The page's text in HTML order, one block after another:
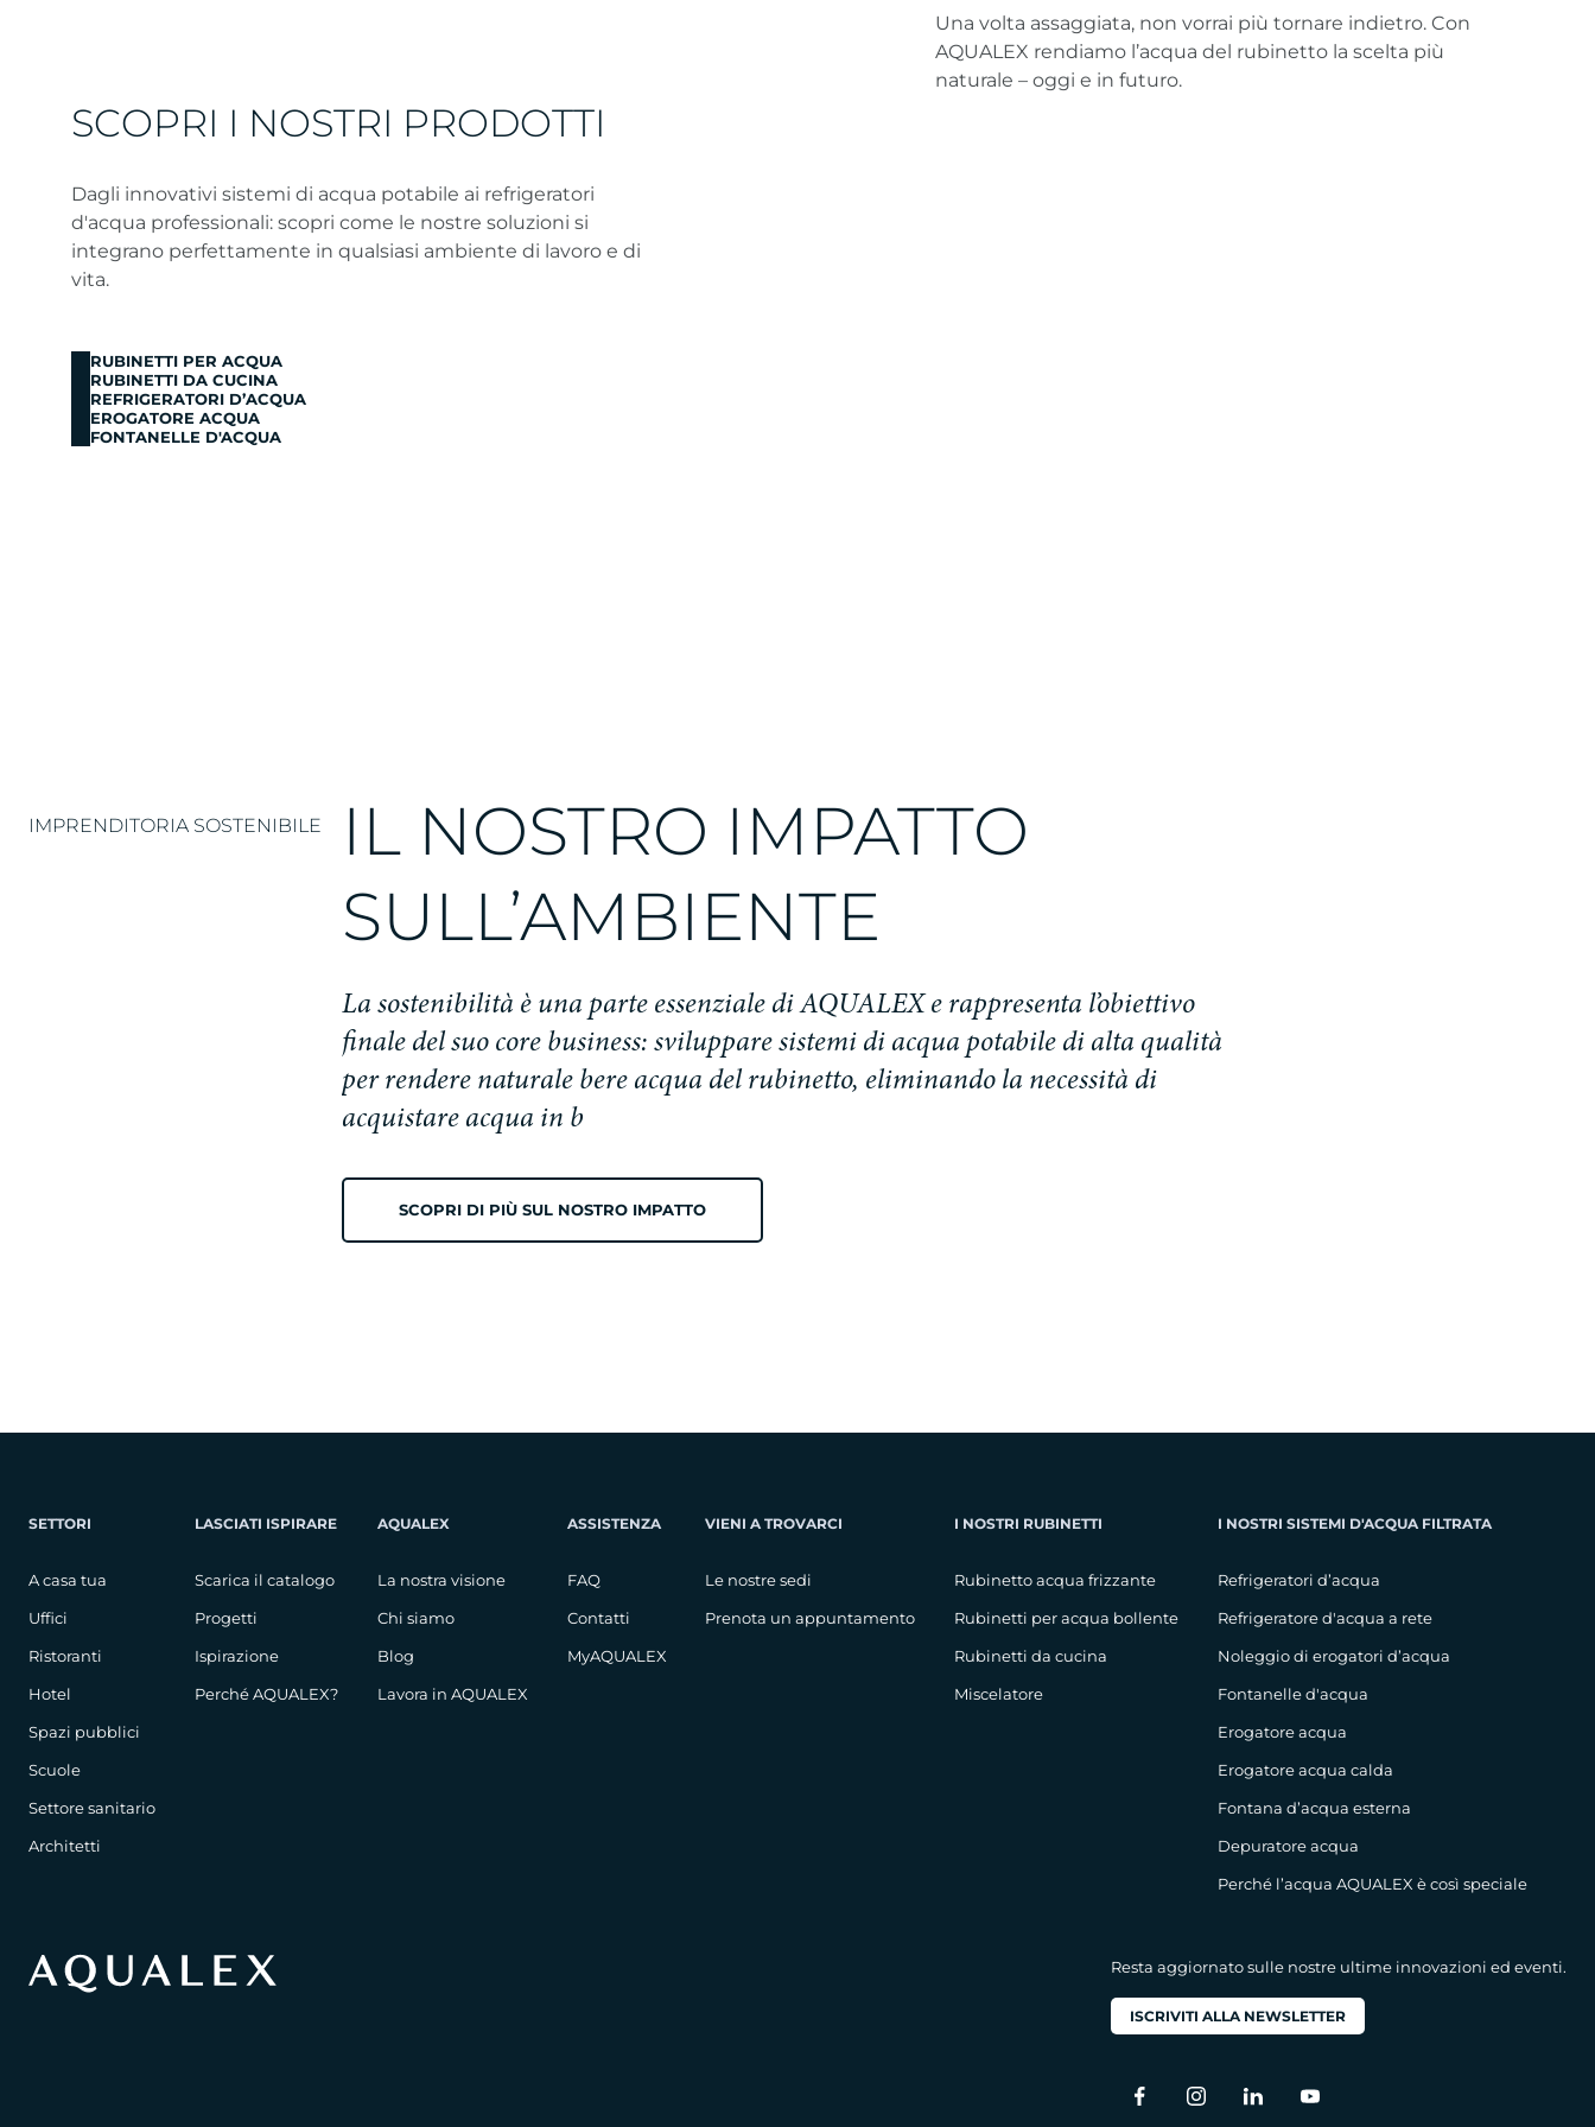
Una volta assaggiata, non vorrai più tornare indietro. Con
AQUALEX rendiamo l’acqua del rubinetto la scelta più
naturale – oggi e in futuro.
SCOPRI I NOSTRI PRODOTTI
Dagli innovativi sistemi di acqua potabile ai refrigeratori
d'acqua professionali: scopri come le nostre soluzioni si
integrano perfettamente in qualsiasi ambiente di lavoro e di
vita.
RUBINETTI PER ACQUA
RUBINETTI DA CUCINA
REFRIGERATORI D’ACQUA
EROGATORE ACQUA
FONTANELLE D'ACQUA
IMPRENDITORIA SOSTENIBILE
IL NOSTRO IMPATTO
SULL’AMBIENTE
La sostenibilità è una parte essenziale di AQUALEX e rappresenta l’obiettivo
finale del suo core business: sviluppare sistemi di acqua potabile di alta qualità
per rendere naturale bere acqua del rubinetto, eliminando la necessità di
acquistare acqua in b
SCOPRI DI PIÙ SUL NOSTRO IMPATTO
SETTORI
A casa tua
Uffici
Ristoranti
Hotel
Spazi pubblici
Scuole
Settore sanitario
Architetti
LASCIATI ISPIRARE
Scarica il catalogo
Progetti
Ispirazione
Perché AQUALEX?
AQUALEX
La nostra visione
Chi siamo
Blog
Lavora in AQUALEX
ASSISTENZA
FAQ
Contatti
MyAQUALEX
VIENI A TROVARCI
Le nostre sedi
Prenota un appuntamento
I NOSTRI RUBINETTI
Rubinetto acqua frizzante
Rubinetti per acqua bollente
Rubinetti da cucina
Miscelatore
I NOSTRI SISTEMI D'ACQUA FILTRATA
Refrigeratori d’acqua
Refrigeratore d'acqua a rete
Noleggio di erogatori d’acqua
Fontanelle d'acqua
Erogatore acqua
Erogatore acqua calda
Fontana d’acqua esterna
Depuratore acqua
Perché l’acqua AQUALEX è così speciale
Resta aggiornato sulle nostre ultime innovazioni ed eventi.
ISCRIVITI ALLA NEWSLETTER